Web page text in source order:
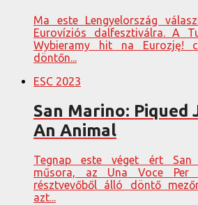
Ma este Lengyelország
Eurovíziós dalfesztiválra. A
Wybieramy hit na Eurozję!
döntőn...
ESC 2023
San Marino: Piqued
An Animal
Tegnap este véget ért San
műsora, az Una Voce
résztvevőből álló döntő
azt...